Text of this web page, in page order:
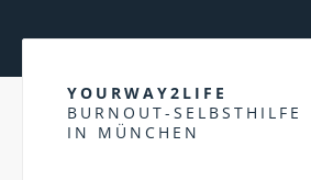
YOURWAY2LIFE
BURNOUT-SELBSTHILFE
IN MÜNCHEN